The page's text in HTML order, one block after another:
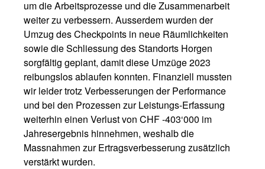
um die Arbeitsprozesse und die Zusammenarbeit
weiter zu verbessern. Ausserdem wurden der
Umzug des Checkpoints in neue Räumlichkeiten
sowie die Schliessung des Standorts Horgen
sorgfältig geplant, damit diese Umzüge 2023
reibungslos ablaufen konnten. Finanziell mussten
wir leider trotz Verbesserungen der Performance
und bei den Prozessen zur Leistungs-Erfassung
weiterhin einen Verlust von CHF -403‘000 im
Jahresergebnis hinnehmen, weshalb die
Massnahmen zur Ertragsverbesserung zusätzlich
verstärkt wurden.